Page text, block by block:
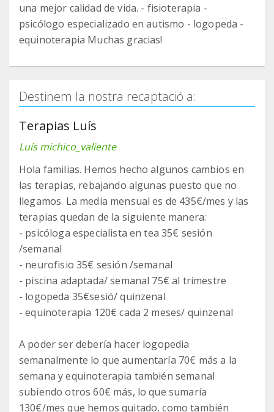
una mejor calidad de vida. - fisioterapia -
psicólogo especializado en autismo - logopeda -
equinoterapia Muchas gracias!
Destinem la nostra recaptació a:
Terapias Luís
Luís michico_valiente
Hola familias. Hemos hecho algunos cambios en
las terapias, rebajando algunas puesto que no
llegamos. La media mensual es de 435€/mes y las
terapias quedan de la siguiente manera:
- psicóloga especialista en tea 35€ sesión
/semanal
- neurofisio 35€ sesión /semanal
- piscina adaptada/ semanal 75€ al trimestre
- logopeda 35€sesió/ quinzenal
- equinoterapia 120€ cada 2 meses/ quinzenal
A poder ser debería hacer logopedia
semanalmente lo que aumentaría 70€ más a la
semana y equinoterapia también semanal
subiendo otros 60€ más, lo que sumaría
130€/mes que hemos quitado, como también